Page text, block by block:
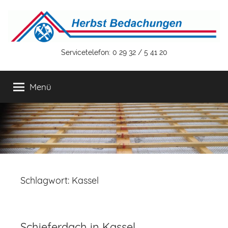
springen
Herbst
Bedachungen
GmbH
&
Co.
KG
Servicetelefon: 0 29 32 / 5 41 20
Menü
Schlagwort: Kassel